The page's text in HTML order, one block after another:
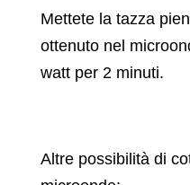
Mettete la tazza
ottenuto nel
watt per 2 minuti.
Altre possibilità di